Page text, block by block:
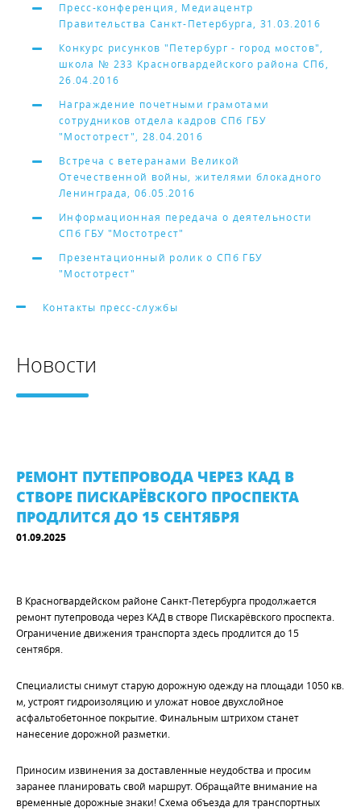
Пресс-конференция, Медиацентр
Правительства Санкт-Петербурга, 31.03.2016
Конкурс рисунков "Петербург - город мостов",
школа № 233 Красногвардейского района СПб,
26.04.2016
Награждение почетными грамотами
сотрудников отдела кадров СПб ГБУ
"Мостотрест", 28.04.2016
Встреча с ветеранами Великой
Отечественной войны, жителями блокадного
Ленинграда, 06.05.2016
Информационная передача о деятельности
СПб ГБУ "Мостотрест"
Презентационный ролик о СПб ГБУ
"Мостотрест"
Контакты пресс-службы
Новости
РЕМОНТ ПУТЕПРОВОДА ЧЕРЕЗ КАД В
СТВОРЕ ПИСКАРЁВСКОГО ПРОСПЕКТА
ПРОДЛИТСЯ ДО 15 СЕНТЯБРЯ
01.09.2025
В Красногвардейском районе Санкт-Петербурга продолжается
ремонт путепровода через КАД в створе Пискарёвского проспекта.
Ограничение движения транспорта здесь продлится до 15
сентября.
Специалисты снимут старую дорожную одежду на площади 1050 кв.
м, устроят гидроизоляцию и уложат новое двухслойное
асфальтобетонное покрытие. Финальным штрихом станет
нанесение дорожной разметки.
Приносим извинения за доставленные неудобства и просим
заранее планировать свой маршрут. Обращайте внимание на
временные дорожные знаки! Схема объезда для транспортных